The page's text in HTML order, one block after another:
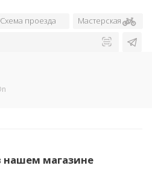
Схема проезда Мастерская
нашем магазине